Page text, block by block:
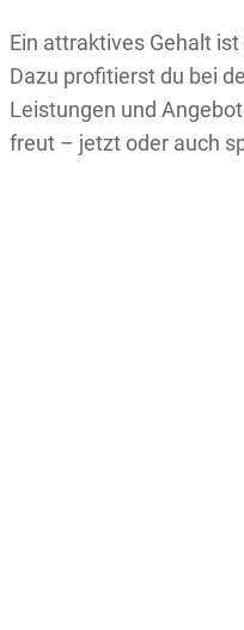
Ein attraktives Gehalt
Dazu profitierst du bei
Leistungen und
freut – jetzt oder auch